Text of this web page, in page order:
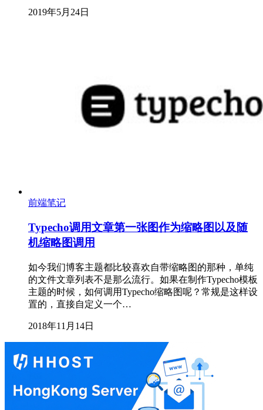
2019年5月24日
前端笔记
Typecho调用文章第一张图作为缩略图以及随
机缩略图调用
如今我们博客主题都比较喜欢自带缩略图的那种，单纯
的文件文章列表不是那么流行。如果在制作Typecho模板
主题的时候，如何调用Typecho缩略图呢？常规是这样设
置的，直接自定义一个…
2018年11月14日